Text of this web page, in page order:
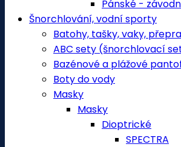
Pánské -
Šnorchlování, vodní sporty
Batohy, tašky, vaky,
ABC sety (šnorchlovací
Bazénové a plážové
Boty do vody
Masky
Masky
Dioptrické
SPECTRA